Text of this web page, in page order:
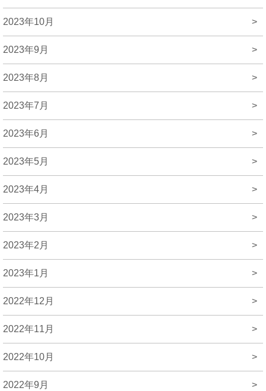
2023年10月 >
2023年9月 >
2023年8月 >
2023年7月 >
2023年6月 >
2023年5月 >
2023年4月 >
2023年3月 >
2023年2月 >
2023年1月 >
2022年12月 >
2022年11月 >
2022年10月 >
2022年9月 >